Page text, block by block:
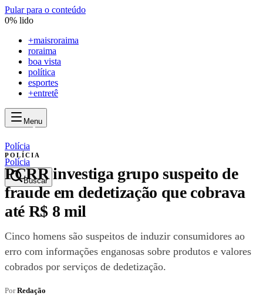
Pular para o conteúdo
0% lido
+maisroraima
roraima
boa vista
política
esportes
+entretê
Menu
maisroraima
mais
Polícia
Buscar
Polícia
POLÍCIA
PCRR investiga grupo suspeito de
fraude em dedetização que cobrava
até R$ 8 mil
Cinco homens são suspeitos de induzir consumidores ao
erro com informações enganosas sobre produtos e valores
cobrados por serviços de dedetização.
PorRedação